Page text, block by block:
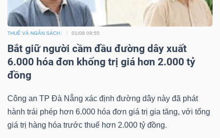
THUẾ VÀ NGÂN SÁCH 01/08 09:55
Bắt giữ người cầm đầu đường dây xuất
6.000 hóa đơn khống trị giá hơn 2.000 tỷ
đồng
Công an TP Đà Nẵng xác định đường dây này đã phát
hành trái phép hơn 6.000 hóa đơn giá trị gia tăng, với tổng
giá trị hàng hóa trước thuế hơn 2.000 tỷ đồng.
Dữ
tài
chính